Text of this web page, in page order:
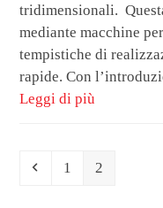
tridimensionali.
mediante macchine
tempistiche di
rapide. Con
Leggi di più
Precedente
Pagina
1 Pagina
2